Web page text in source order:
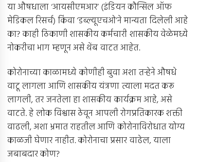
या औषधाला ‘आयसीएमआर’ (इंडियन कौन्सिल ऑफ
मेडिकल रिसर्च) किंवा ‘डब्ल्यूएचओ’ने मान्यता दिलेली आहे
का? काही ठिकाणी शासकीय कर्मचारी शासकीय वेळेमध्ये
नोकरीचा भाग म्हणून असे थेंब वाटत आहेत.
कोरोनाच्या काळामध्ये कोणीही बुवा अशा तर्‍हेने औषधे
वाटू लागला आणि शासकीय यंत्रणा त्याला मदत करू
लागली, तर जनतेला हा शासकीय कार्यक्रम आहे, असे
वाटते. हे लोक विश्वास ठेवून आपली रोगप्रतिकारक शक्ती
वाढली, अशा भ्रमात राहतील आणि कोरोनाविरोधात योग्य
काळजी घेणार नाहीत. कोरोनाचा प्रसार वाढेल, याला
जबाबदार कोण?